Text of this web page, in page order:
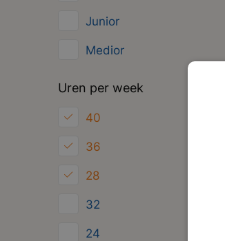
Junior
Medior
Uren per week
40
36
28
32
24